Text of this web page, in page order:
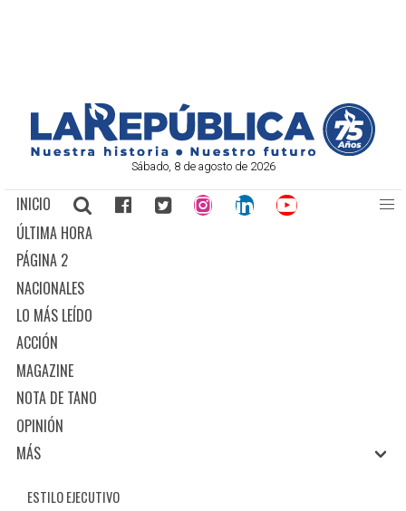
Sábado, 8 de agosto de 2026
INICIO
ÚLTIMA HORA
PÁGINA 2
NACIONALES
LO MÁS LEÍDO
ACCIÓN
MAGAZINE
NOTA DE TANO
OPINIÓN
MÁS
ESTILO EJECUTIVO